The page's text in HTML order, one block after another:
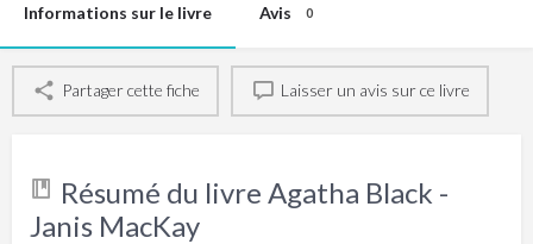
Informations sur le livre Avis 0
Partager cette fiche Laisser un avis sur ce livre
Résumé du livre Agatha Black -
Janis MacKay